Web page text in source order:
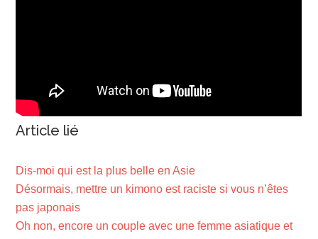
Article lié
Dis-moi qui est la plus belle en Asie
Désormais, mettre un kimono est raciste si vous n’êtes
pas japonais
Oh non, encore un couple avec une femme asiatique et